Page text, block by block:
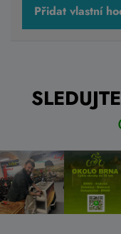
Přidat vlastní